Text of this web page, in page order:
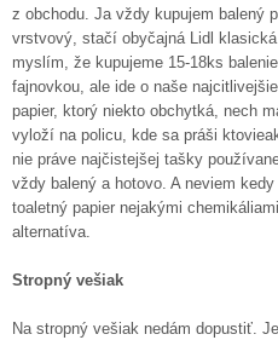
z obchodu. Ja vždy kupujem balený
vrstvový, stačí obyčajná Lidl
myslím, že kupujeme 15-18ks
fajnovkou, ale ide o naše
papier, ktorý niekto obchytká, nech
vyloží na policu, kde sa práši
nie práve najčistejšej tašky
vždy balený a hotovo. A neviem
toaletný papier nejakými
alternatíva.
Stropný vešiak
Na stropný vešiak nedám dopustiť.